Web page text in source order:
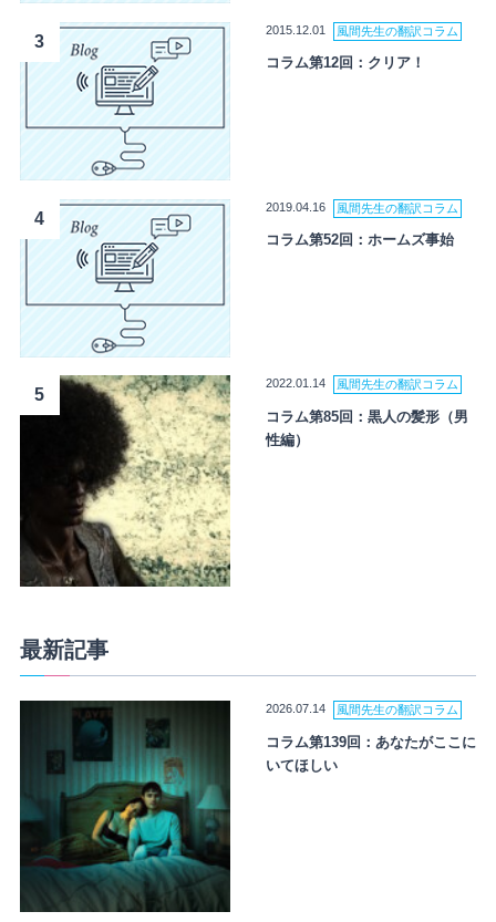
3
2015.12.01 風間先生の翻訳コラム
コラム第12回：クリア！
4
2019.04.16 風間先生の翻訳コラム
コラム第52回：ホームズ事始
5
2022.01.14 風間先生の翻訳コラム
コラム第85回：黒人の髪形（男
性編）
最新記事
2026.07.14 風間先生の翻訳コラム
コラム第139回：あなたがここに
いてほしい